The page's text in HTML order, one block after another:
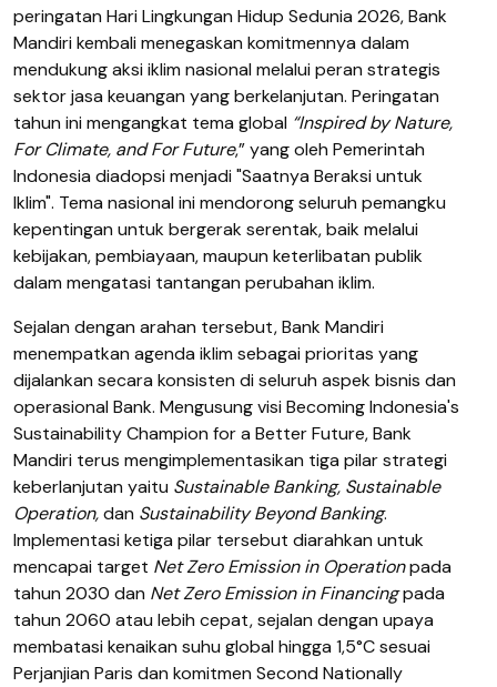
peringatan Hari Lingkungan Hidup Sedunia 2026, Bank
Mandiri kembali menegaskan komitmennya dalam
mendukung aksi iklim nasional melalui peran strategis
sektor jasa keuangan yang berkelanjutan. Peringatan
tahun ini mengangkat tema global “Inspired by Nature,
For Climate, and For Future,” yang oleh Pemerintah
Indonesia diadopsi menjadi "Saatnya Beraksi untuk
Iklim". Tema nasional ini mendorong seluruh pemangku
kepentingan untuk bergerak serentak, baik melalui
kebijakan, pembiayaan, maupun keterlibatan publik
dalam mengatasi tantangan perubahan iklim.
Sejalan dengan arahan tersebut, Bank Mandiri
menempatkan agenda iklim sebagai prioritas yang
dijalankan secara konsisten di seluruh aspek bisnis dan
operasional Bank. Mengusung visi Becoming Indonesia's
Sustainability Champion for a Better Future, Bank
Mandiri terus mengimplementasikan tiga pilar strategi
keberlanjutan yaitu Sustainable Banking, Sustainable
Operation,dan Sustainability Beyond Banking.
Implementasi ketiga pilar tersebut diarahkan untuk
mencapai target Net Zero Emission in Operationpada
tahun 2030 dan Net Zero Emission in Financingpada
tahun 2060 atau lebih cepat, sejalan dengan upaya
membatasi kenaikan suhu global hingga 1,5°C sesuai
Perjanjian Paris dan komitmen Second Nationally